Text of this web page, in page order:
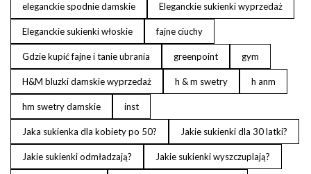
eleganckie spodnie damskie Eleganckie sukienki wyprzedaż
Eleganckie sukienki włoskie fajne ciuchy
Gdzie kupić fajne i tanie ubrania greenpoint gym
H&M bluzki damskie wyprzedaż h & m swetry h anm
hm swetry damskie inst
Jaka sukienka dla kobiety po 50? Jakie sukienki dla 30 latki?
Jakie sukienki odmładzają? Jakie sukienki wyszczuplają?